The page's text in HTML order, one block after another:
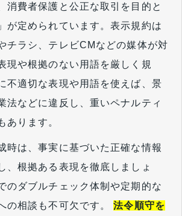
消費者保護と公正な取引を目的と
が定められています。表示規約は
チラシ、テレビCMなどの媒体が対
現や根拠のない用語を厳しく規
不適切な表現や用語を使えば、景
法などに違反し、重いペナルティ
あります。
時は、事実に基づいた正確な情報
、根拠ある表現を徹底しましょ
のダブルチェック体制や定期的な
の相談も不可欠です。法令順守を